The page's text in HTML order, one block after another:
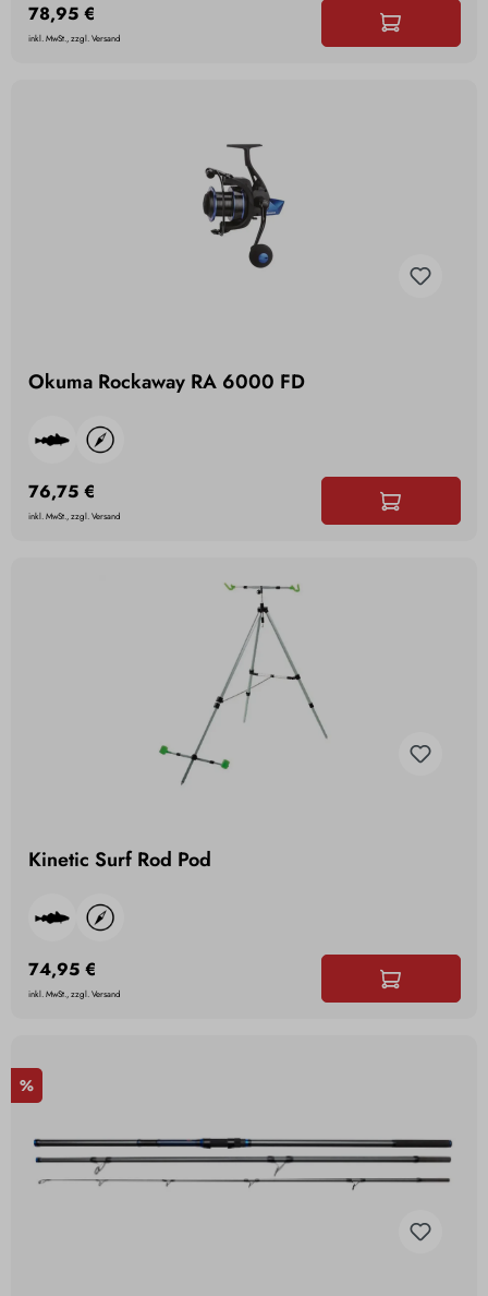
78,95 €
inkl. MwSt., zzgl. Versand
Okuma Rockaway RA 6000 FD
76,75 €
inkl. MwSt., zzgl. Versand
Kinetic Surf Rod Pod
74,95 €
inkl. MwSt., zzgl. Versand
%